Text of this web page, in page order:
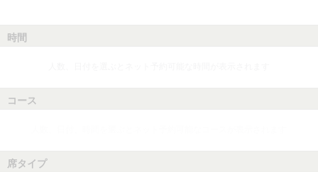
時間
コース
席タイプ